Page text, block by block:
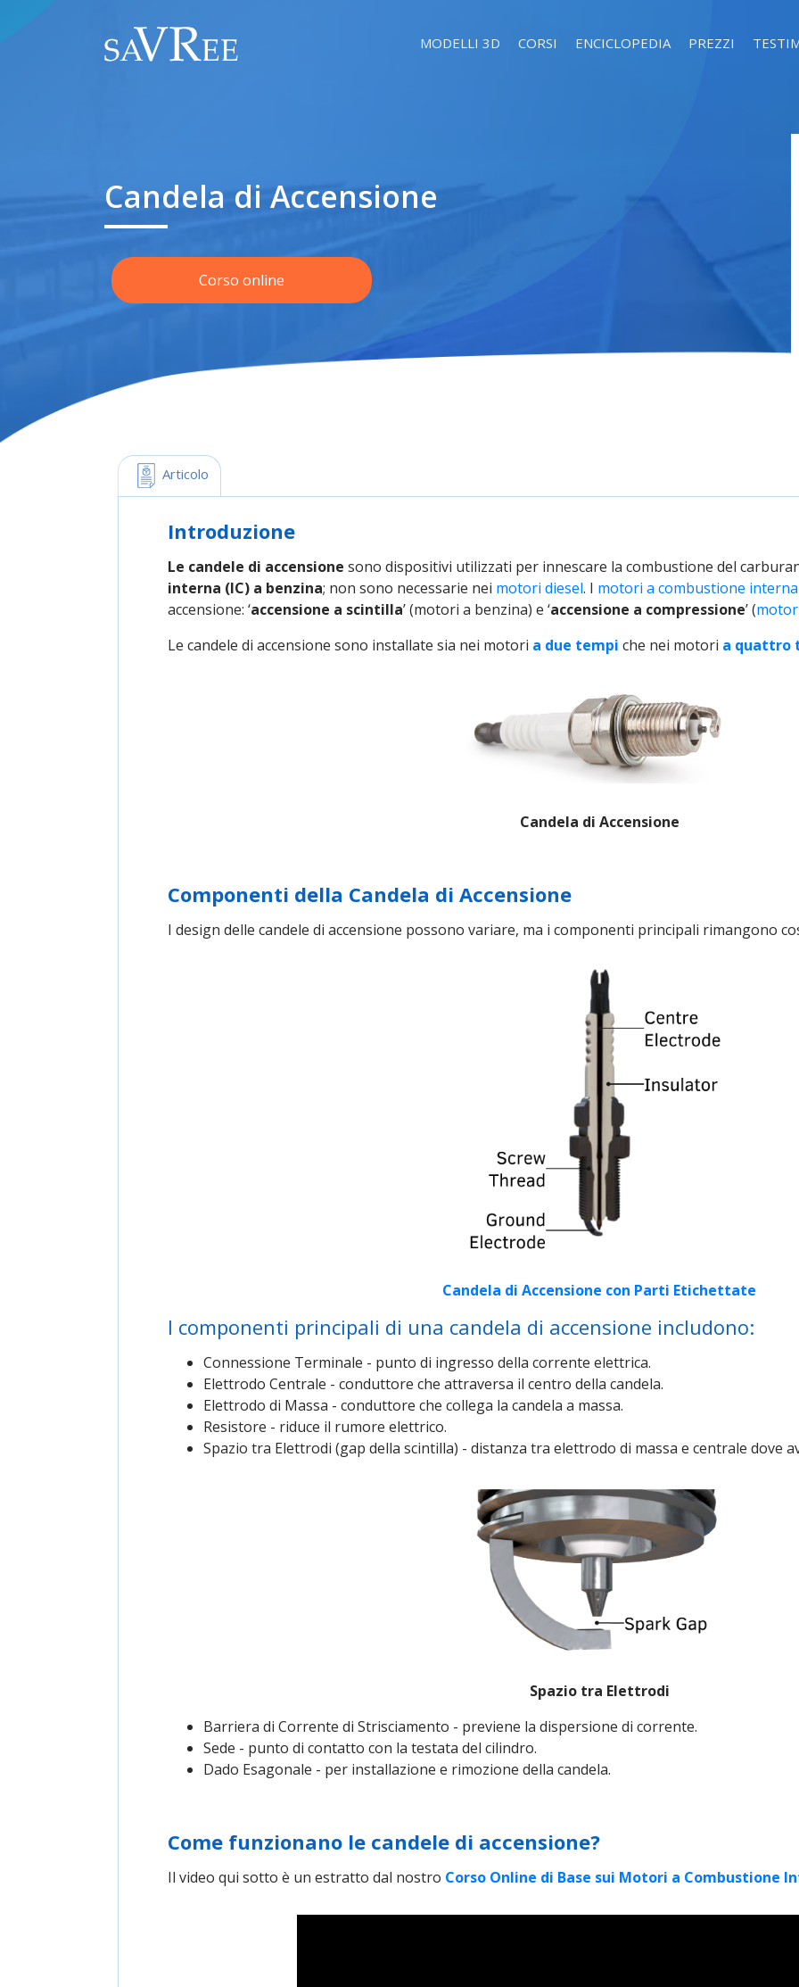
MODELLI 3D CORSI ENCICLOPEDIA PREZZI
Candela di Accensione
Corso online
Articolo
Introduzione
Le candele di accensione sono dispositivi utilizzati per innescare la combustione del
interna (IC) a benzina; non sono necessarie nei motori diesel. I motori a combustione interna
accensione: ‘accensione a scintilla’ (motori a benzina) e ‘accensione a compressione’ (
Le candele di accensione sono installate sia nei motori a due tempi che nei motori a quattro
Candela di Accensione
Componenti della Candela di Accensione
I design delle candele di accensione possono variare, ma i componenti principali rimangono
Candela di Accensione con Parti Etichettate
I componenti principali di una candela di accensione includono:
Connessione Terminale - punto di ingresso della corrente elettrica.
Elettrodo Centrale - conduttore che attraversa il centro della candela.
Elettrodo di Massa - conduttore che collega la candela a massa.
Resistore - riduce il rumore elettrico.
Spazio tra Elettrodi (gap della scintilla) - distanza tra elettrodo di massa e centrale dove
Spazio tra Elettrodi
Barriera di Corrente di Strisciamento - previene la dispersione di corrente.
Sede - punto di contatto con la testata del cilindro.
Dado Esagonale - per installazione e rimozione della candela.
Come funzionano le candele di accensione?
Il video qui sotto è un estratto dal nostro Corso Online di Base sui Motori a Combustione